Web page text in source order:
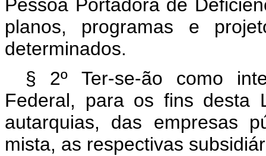
Pessoa Portadora de
planos, programas e
determinados.
§ 2º Ter-se-ão como
Federal, para os fins desta
autarquias, das empresas
mista, as respectivas